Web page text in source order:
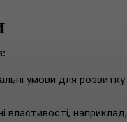
умови для розвитку
властивості, наприклад,